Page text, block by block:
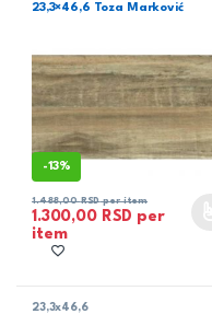
23,3×46,6 Toza Marković
-13%
1.488,00RSDper item
1.300,00 RSD per
item
23,3x46,6